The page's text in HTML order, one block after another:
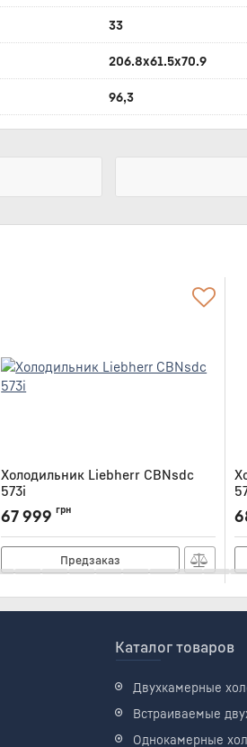
33
206.8x61.5x70.9
96,3
Холодильник Liebherr CBNsdc
573i
Артикул: CBNSDC573I
67 999 грн
Предзаказ
Каталог товаров
Двухкамерные
Встраиваемые
Однокамерные